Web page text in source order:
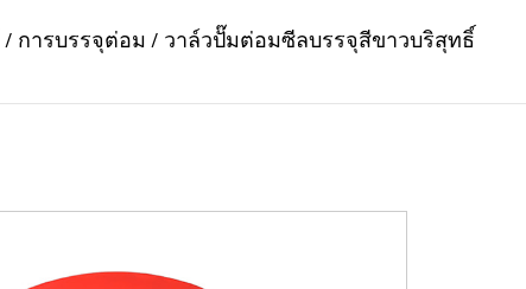
/ การบรรจุต่อม / วาล์วปั๊มต่อมซีลบรรจุสีขาวบริสุทธิ์